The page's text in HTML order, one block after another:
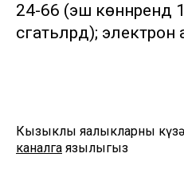
24-66 (эш көннәрендә
сәгатьләрдә);
Кызыклы яңалыкларны
каналга язылыгыз